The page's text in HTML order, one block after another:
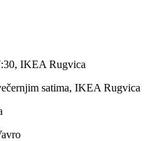
IKEA Rugvica
satima, IKEA Rugvica